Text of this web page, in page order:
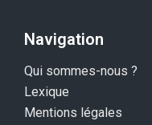
Navigation
Qui sommes-nous ?
Lexique
Mentions légales